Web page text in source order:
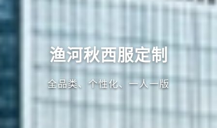
渔河秋西服定制
全品类、个性化、一人一版